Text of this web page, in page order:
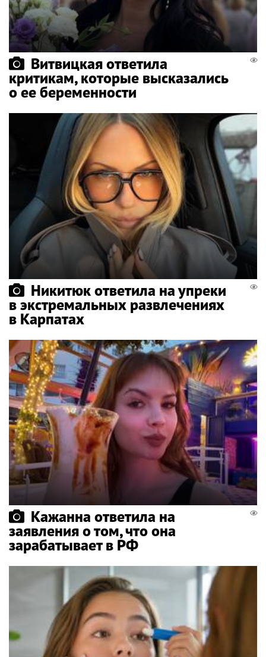
Витвицкая ответила
критикам, которые высказались
о ее беременности
Никитюк ответила на упреки
в экстремальных развлечениях
в Карпатах
Кажанна ответила на
заявления о том, что она
зарабатывает в РФ